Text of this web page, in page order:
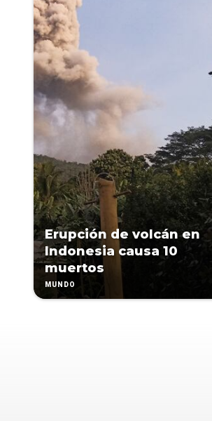
Erupción de volcán en
Indonesia causa 10
muertos
MUNDO